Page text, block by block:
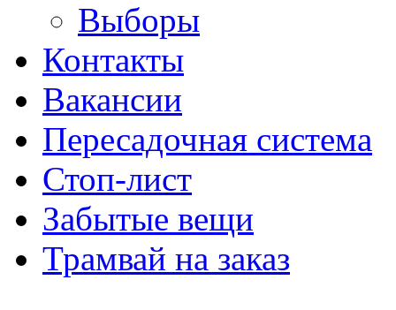
Выборы
Контакты
Вакансии
Пересадочная система
Стоп-лист
Забытые вещи
Трамвай на заказ